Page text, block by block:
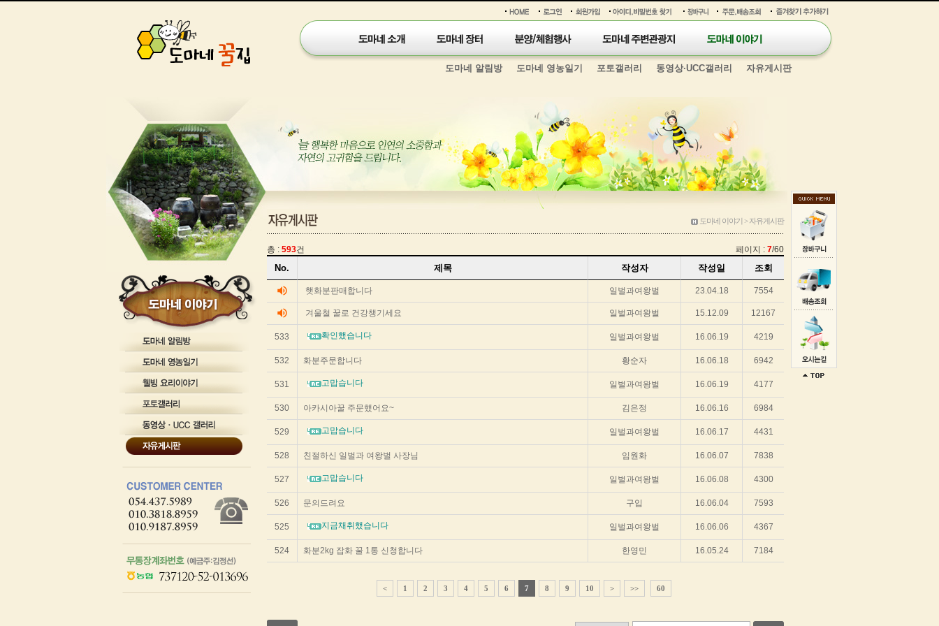
도마네 알림방 도마네 영농일기 포토갤러리 동영상·UCC갤러리 자유게시판
도마네 이야기 > 자유게시판
총 : 593건 페이지 : 7/60
게
리
번
목
성
자
성
일
조
회
수
를
리
스
트
한
No. 제목 작성자 작성일 조회
volume_up 햇화분판매합니다 일벌과여왕벌 23.04.18 7554
volume_up 겨울철 꿀로 건강챙기세요 일벌과여왕벌 15.12.09 12167
533 확인했습니다 일벌과여왕벌 16.06.19 4219
532 화분주문합니다 황순자 16.06.18 6942
531 고맙습니다 일벌과여왕벌 16.06.19 4177
530 아카시아꿀 주문했어요~ 김은정 16.06.16 6984
529 고맙습니다 일벌과여왕벌 16.06.17 4431
528 친절하신 일벌과 여왕벌 사장님 임원화 16.06.07 7838
527 고맙습니다 일벌과여왕벌 16.06.08 4300
526 문의드려요 구입 16.06.04 7593
525 지금채취했습니다 일벌과여왕벌 16.06.06 4367
524 화분2kg 잡화 꿀 1통 신청합니다 한영민 16.05.24 7184
< 1 2 3 4 5 6 7 8 9 10 > >> 60